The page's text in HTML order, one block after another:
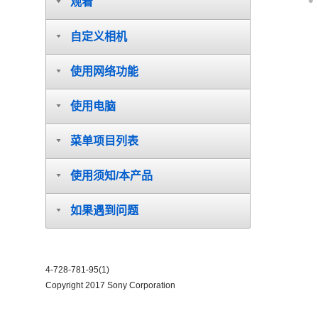
自定义相机
使用网络功能
使用电脑
菜单项目列表
使用须知/本产品
如果遇到问题
4-728-781-95(1)
Copyright 2017 Sony Corporation